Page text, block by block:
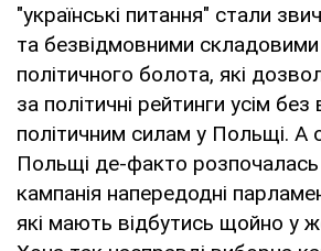
"українські питання" стали
та безвідмовними
політичного болота, які
за політичні рейтинги усім без
політичним силам у Польщі. А
Польщі де-факто
кампанія напередодні
які мають відбутись щойно у